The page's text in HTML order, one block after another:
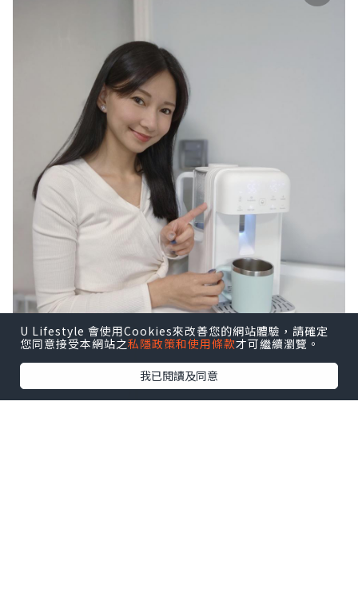
U Lifestyle 會使用Cookies來改善您的網站體驗，請確定
您同意接受本網站之私隱政策和使用條款才可繼續瀏覽。
我已閱讀及同意